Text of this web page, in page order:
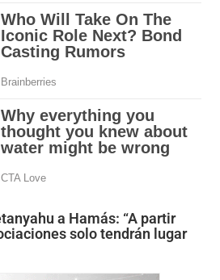
a Hamás: “A partir
solo tendrán lugar